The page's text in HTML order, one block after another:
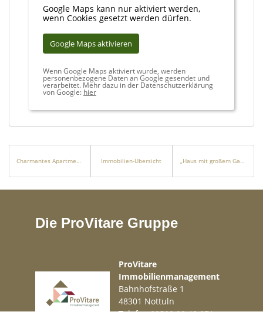
Google Maps kann nur aktiviert werden,
wenn Cookies gesetzt werden dürfen.
Google Maps aktivieren
Wenn Google Maps aktiviert wurde, werden
personenbezogene Daten an Google gesendet und
verarbeitet. Mehr dazu in der Datenschutzerklärung
von Google: hier
Charmantes Apartment nur wenige Meter vom Meer entfernt Immobilien-Übersicht „Haus mit großem Garten, Terrasse und Potenzial in Heinsberg-Oberbruch“
Die ProVitare Gruppe
ProVitare
Immobilienmanagement
Bahnhofstraße 1
48301 Nottuln
Telefon02509 99 49 871